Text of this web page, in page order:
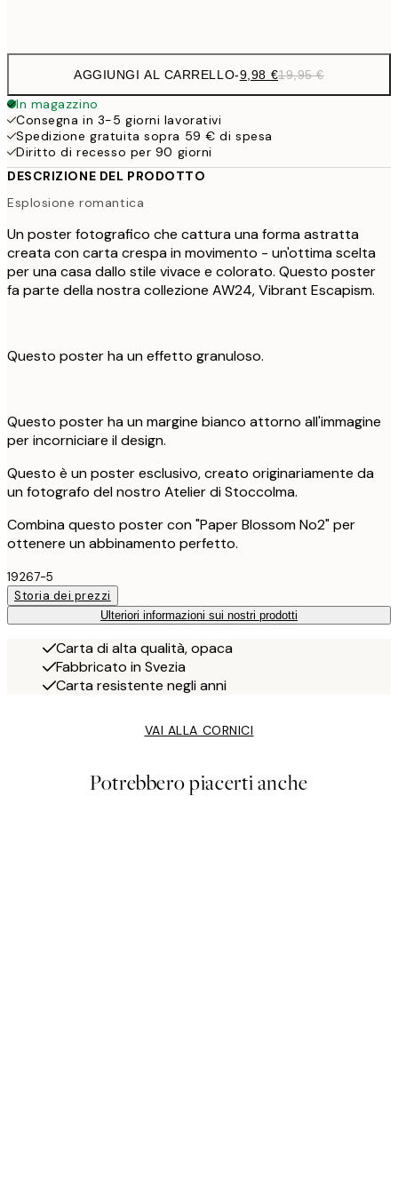
AGGIUNGI AL CARRELLO-9,98 €19,95 €
In magazzino
Consegna in 3-5 giorni lavorativi
Spedizione gratuita sopra 59 € di spesa
Diritto di recesso per 90 giorni
DESCRIZIONE DEL PRODOTTO
Esplosione romantica
Un poster fotografico che cattura una forma astratta
creata con carta crespa in movimento - un'ottima scelta
per una casa dallo stile vivace e colorato. Questo poster
fa parte della nostra collezione AW24, Vibrant Escapism.
Questo poster ha un effetto granuloso.
Questo poster ha un margine bianco attorno all'immagine
per incorniciare il design.
Questo è un poster esclusivo, creato originariamente da
un fotografo del nostro Atelier di Stoccolma.
Combina questo poster con "Paper Blossom No2" per
ottenere un abbinamento perfetto.
19267-5
Storia dei prezzi
Ulteriori informazioni sui nostri prodotti
Carta di alta qualità, opaca
Fabbricato in Svezia
Carta resistente negli anni
VAI ALLA CORNICI
Potrebbero piacerti anche